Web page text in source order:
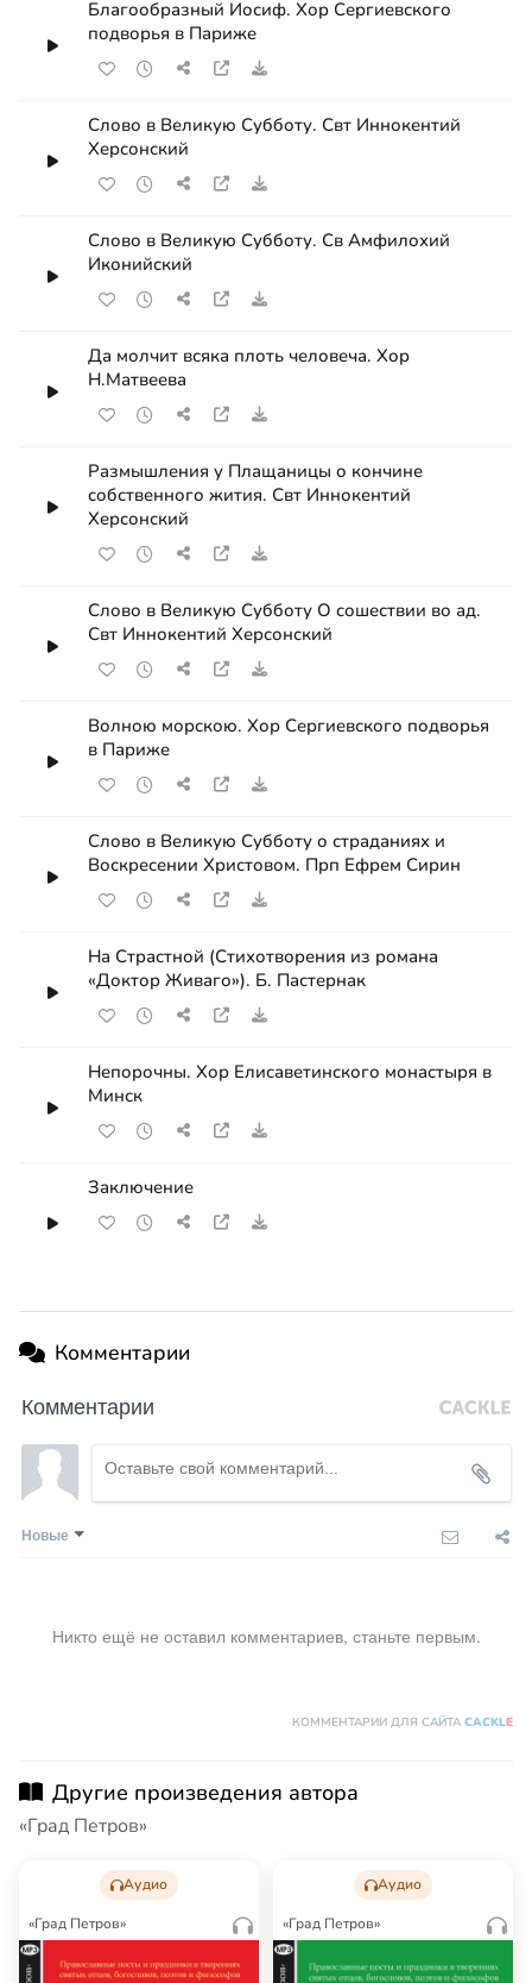
Благообразный Иосиф. Хор Сергиевского
подворья в Париже
Слово в Великую Субботу. Свт Иннокентий
Херсонский
Слово в Великую Субботу. Св Амфилохий
Иконийский
Да молчит всяка плоть человеча. Хор
Н.Матвеева
Размышления у Плащаницы о кончине
собственного жития. Свт Иннокентий
Херсонский
Слово в Великую Субботу О сошествии во ад.
Свт Иннокентий Херсонский
Волною морскою. Хор Сергиевского подворья
в Париже
Слово в Великую Субботу о страданиях и
Воскресении Христовом. Прп Ефрем Сирин
На Страстной (Стихотворения из романа
«Доктор Живаго»). Б. Пастернак
Непорочны. Хор Елисаветинского монастыря в
Минск
Заключение
Комментарии
Комментарии
Новые
Никто ещё не оставил комментариев, станьте первым.
КОММЕНТАРИИ ДЛЯ САЙТА CACKLE
Другие произведения автора
«Град Петров»
Аудио
«Град Петров»
Аудио
«Град Петров»